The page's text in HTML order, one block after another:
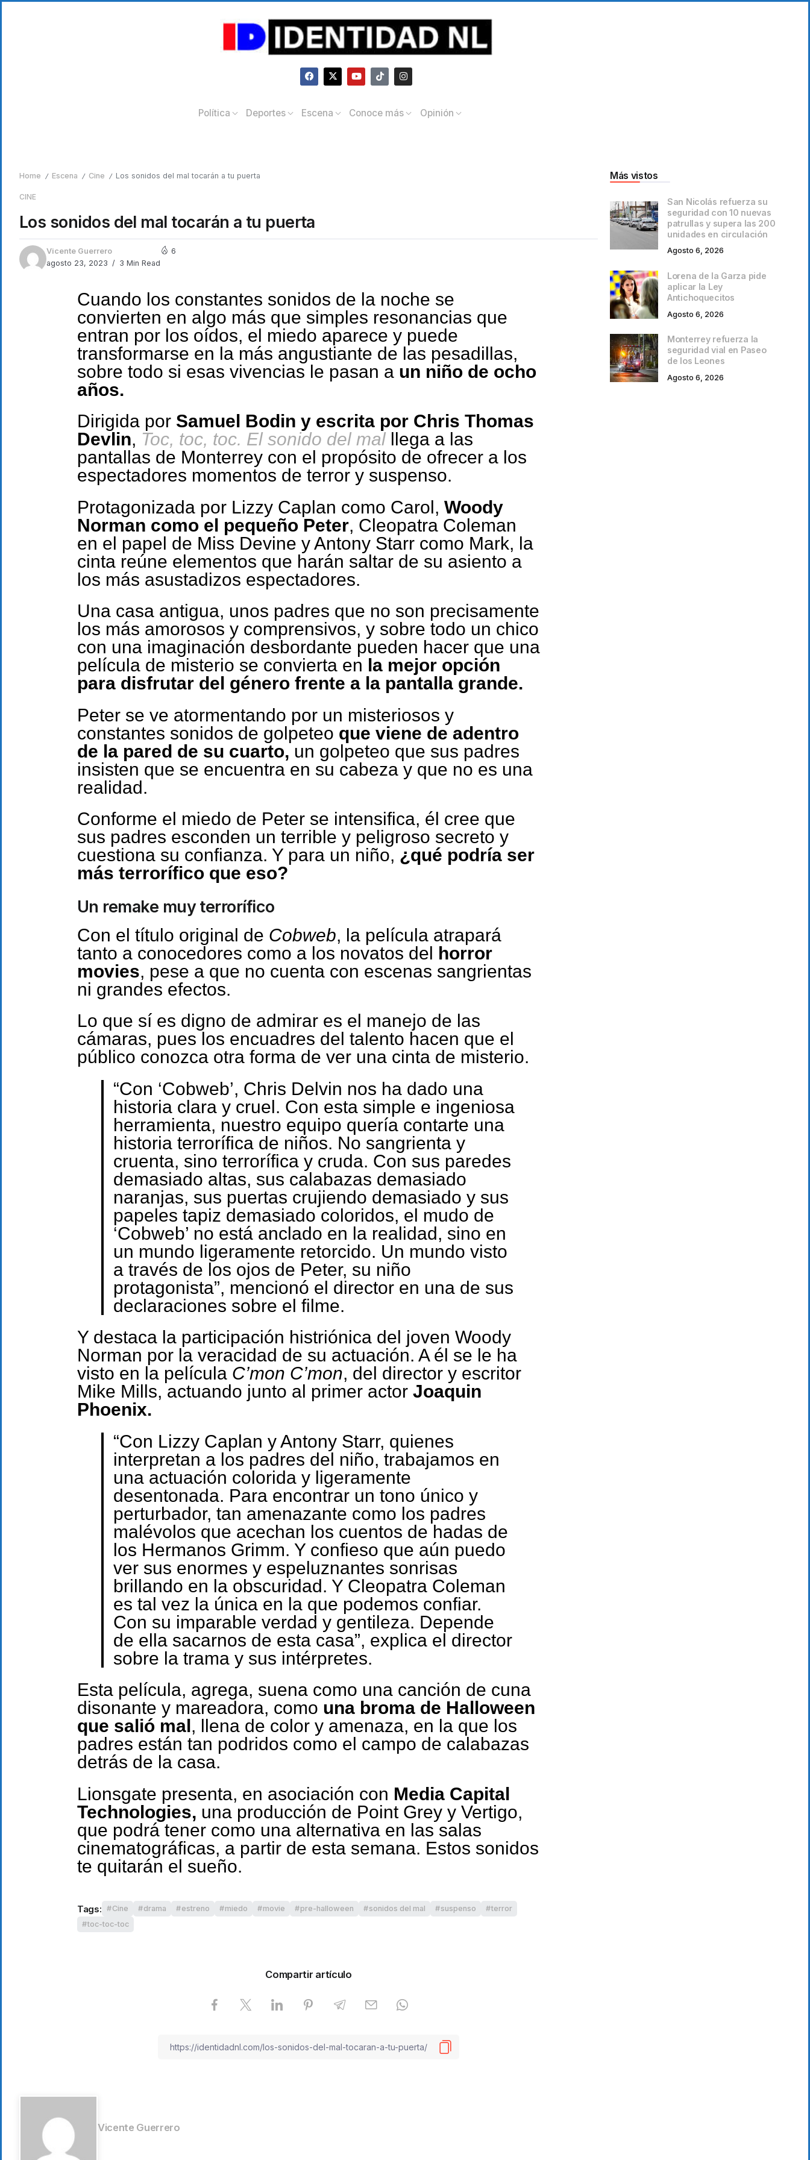
Política Deportes Escena Conoce más Opinión
Home / Escena / Cine / Los sonidos del mal tocarán a tu puerta
CINE
Los sonidos del mal tocarán a tu puerta
Vicente Guerrero
agosto 23, 2023
3 Min Read
6
Cuando los constantes sonidos de la noche se
convierten en algo más que simples resonancias que
entran por los oídos, el miedo aparece y puede
transformarse en la más angustiante de las pesadillas,
sobre todo si esas vivencias le pasan a un niño de ocho
años.
Dirigida por Samuel Bodin y escrita por Chris Thomas
Devlin, Toc, toc, toc. El sonido del mal llega a las
pantallas de Monterrey con el propósito de ofrecer a los
espectadores momentos de terror y suspenso.
Protagonizada por Lizzy Caplan como Carol, Woody
Norman como el pequeño Peter, Cleopatra Coleman
en el papel de Miss Devine y Antony Starr como Mark, la
cinta reúne elementos que harán saltar de su asiento a
los más asustadizos espectadores.
Una casa antigua, unos padres que no son precisamente
los más amorosos y comprensivos, y sobre todo un chico
con una imaginación desbordante pueden hacer que una
película de misterio se convierta en la mejor opción
para disfrutar del género frente a la pantalla grande.
Peter se ve atormentando por un misteriosos y
constantes sonidos de golpeteo que viene de adentro
de la pared de su cuarto, un golpeteo que sus padres
insisten que se encuentra en su cabeza y que no es una
realidad.
Conforme el miedo de Peter se intensifica, él cree que
sus padres esconden un terrible y peligroso secreto y
cuestiona su confianza. Y para un niño, ¿qué podría ser
más terrorífico que eso?
Un remake muy terrorífico
Con el título original de Cobweb, la película atrapará
tanto a conocedores como a los novatos del horror
movies, pese a que no cuenta con escenas sangrientas
ni grandes efectos.
Lo que sí es digno de admirar es el manejo de las
cámaras, pues los encuadres del talento hacen que el
público conozca otra forma de ver una cinta de misterio.
“Con ‘Cobweb’, Chris Delvin nos ha dado una
historia clara y cruel. Con esta simple e ingeniosa
herramienta, nuestro equipo quería contarte una
historia terrorífica de niños. No sangrienta y
cruenta, sino terrorífica y cruda. Con sus paredes
demasiado altas, sus calabazas demasiado
naranjas, sus puertas crujiendo demasiado y sus
papeles tapiz demasiado coloridos, el mudo de
‘Cobweb’ no está anclado en la realidad, sino en
un mundo ligeramente retorcido. Un mundo visto
a través de los ojos de Peter, su niño
protagonista”, mencionó el director en una de sus
declaraciones sobre el filme.
Y destaca la participación histriónica del joven Woody
Norman por la veracidad de su actuación. A él se le ha
visto en la película C’mon C’mon, del director y escritor
Mike Mills, actuando junto al primer actor Joaquin
Phoenix.
“Con Lizzy Caplan y Antony Starr, quienes
interpretan a los padres del niño, trabajamos en
una actuación colorida y ligeramente
desentonada. Para encontrar un tono único y
perturbador, tan amenazante como los padres
malévolos que acechan los cuentos de hadas de
los Hermanos Grimm. Y confieso que aún puedo
ver sus enormes y espeluznantes sonrisas
brillando en la obscuridad. Y Cleopatra Coleman
es tal vez la única en la que podemos confiar.
Con su imparable verdad y gentileza. Depende
de ella sacarnos de esta casa”, explica el director
sobre la trama y sus intérpretes.
Esta película, agrega, suena como una canción de cuna
disonante y mareadora, como una broma de Halloween
que salió mal , llena de color y amenaza, en la que los
padres están tan podridos como el campo de calabazas
detrás de la casa.
Lionsgate presenta, en asociación con Media Capital
Technologies, una producción de Point Grey y Vertigo,
que podrá tener como una alternativa en las salas
cinematográficas, a partir de esta semana. Estos sonidos
te quitarán el sueño.
Tags: Cine drama estreno miedo movie pre-halloween sonidos del mal suspenso
terror
toc-toc-toc
Compartir artículo
Vicente Guerrero
Más vistos
San Nicolás refuerza su
seguridad con 10 nuevas
patrullas y supera las 200
unidades en circulación
Agosto 6, 2026
Lorena de la Garza pide
aplicar la Ley
Antichoquecitos
Agosto 6, 2026
Monterrey refuerza la
seguridad vial en Paseo
de los Leones
Agosto 6, 2026